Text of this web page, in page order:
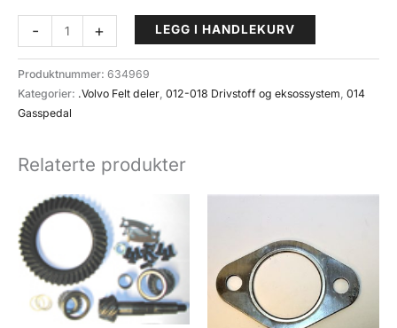
-
opp
til
forgasser
(014-
Volvo
antall
+ LEGG I HANDLEKURV
Produktnummer: 634969
Kategorier: .Volvo Felt deler, 012-018 Drivstoff og eksossystem, 014
Gasspedal
Relaterte produkter